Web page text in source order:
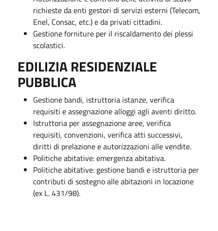
richieste da enti gestori di servizi esterni (Telecom,
Enel, Consac, etc.) e da privati cittadini.
Gestione forniture per il riscaldamento dei plessi
scolastici.
EDILIZIA RESIDENZIALE
PUBBLICA
Gestione bandi, istruttoria istanze, verifica
requisiti e assegnazione alloggi agli aventi diritto.
Istruttoria per assegnazione aree, verifica
requisiti, convenzioni, verifica atti successivi,
diritti di prelazione e autorizzazioni alle vendite.
Politiche abitative: emergenza abitativa.
Politiche abitative: gestione bandi e istruttoria per
contributi di sostegno alle abitazioni in locazione
(ex L. 431/98).